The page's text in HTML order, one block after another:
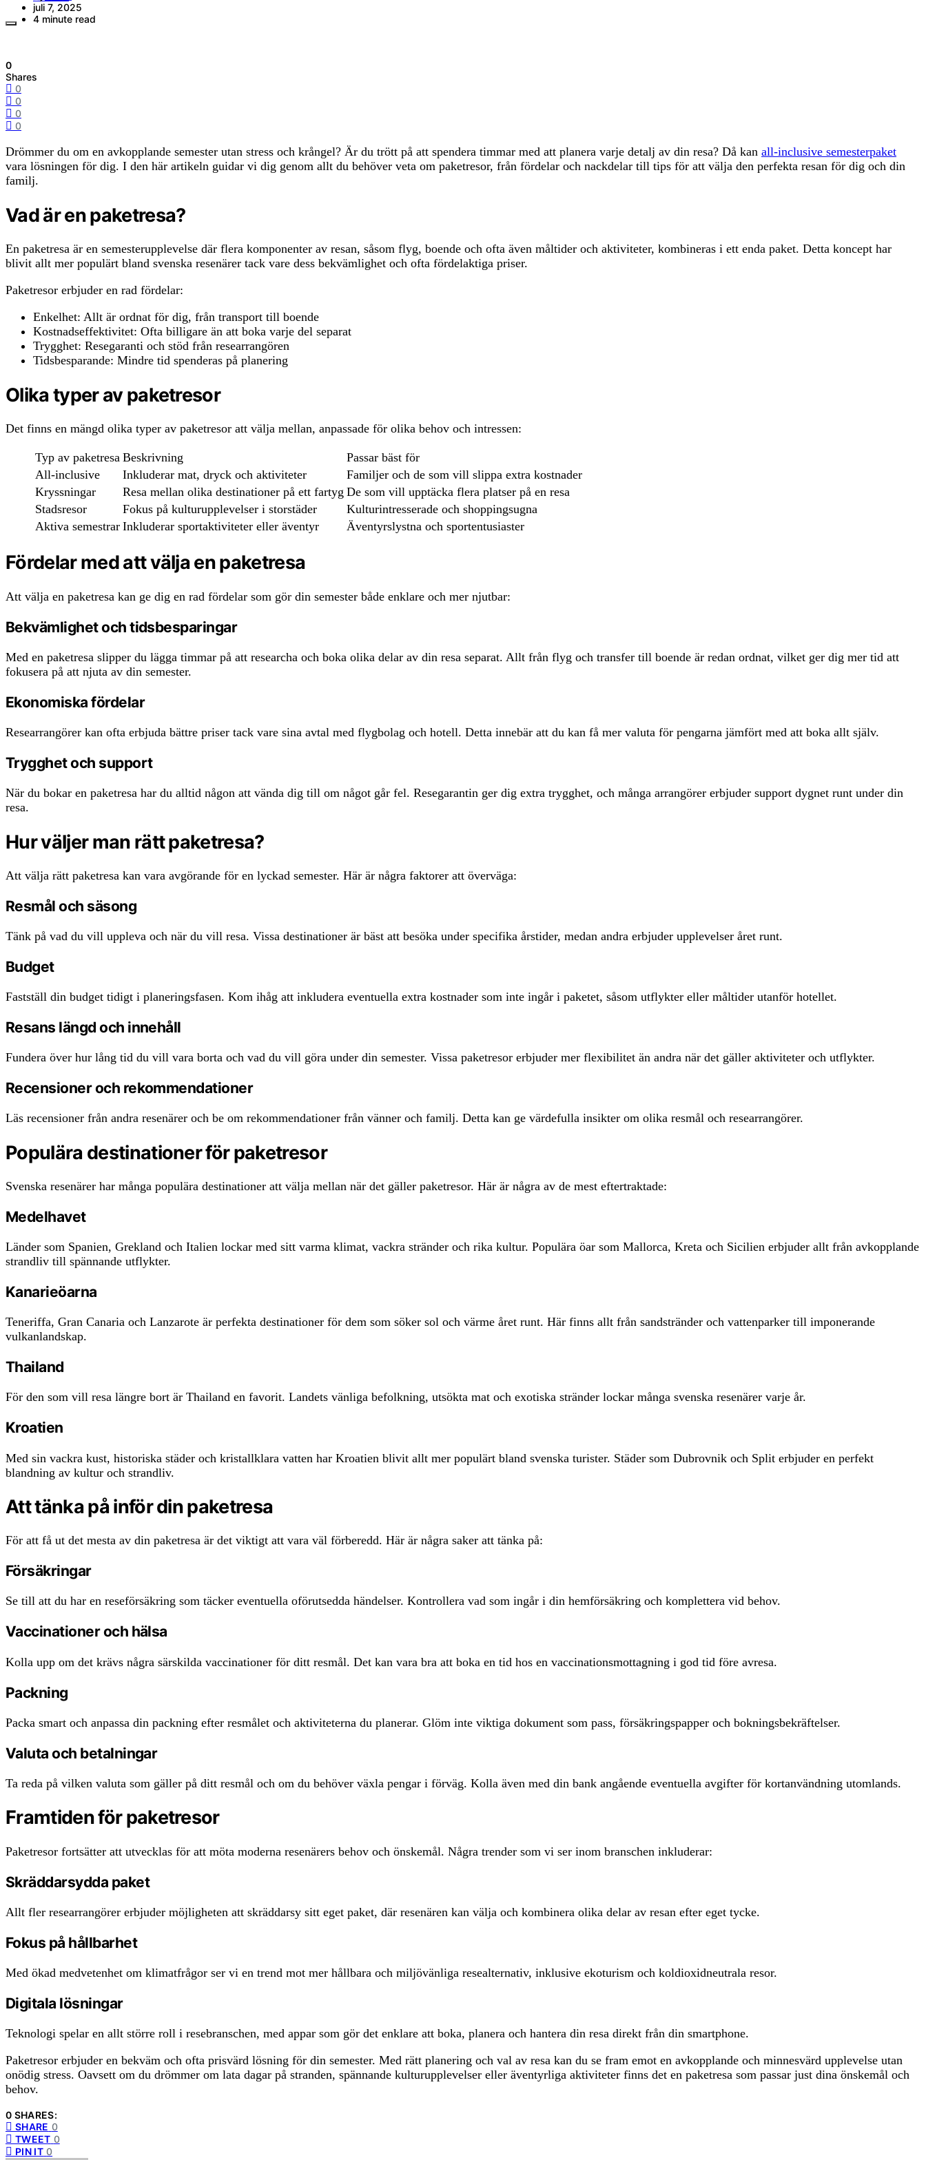
juli 7, 2025
4 minute read
0
Shares
0
0
0
0
Drömmer du om en avkopplande semester utan stress och krångel? Är du trött på att spendera timmar med att planera varje detalj av din resa? Då kan all-inclusive semesterpaket
vara lösningen för dig. I den här artikeln guidar vi dig genom allt du behöver veta om paketresor, från fördelar och nackdelar till tips för att välja den perfekta resan för dig och din
familj.
Vad är en paketresa?
En paketresa är en semesterupplevelse där flera komponenter av resan, såsom flyg, boende och ofta även måltider och aktiviteter, kombineras i ett enda paket. Detta koncept har
blivit allt mer populärt bland svenska resenärer tack vare dess bekvämlighet och ofta fördelaktiga priser.
Paketresor erbjuder en rad fördelar:
Enkelhet: Allt är ordnat för dig, från transport till boende
Kostnadseffektivitet: Ofta billigare än att boka varje del separat
Trygghet: Resegaranti och stöd från researrangören
Tidsbesparande: Mindre tid spenderas på planering
Olika typer av paketresor
Det finns en mängd olika typer av paketresor att välja mellan, anpassade för olika behov och intressen:
Typ av paketresa Beskrivning
Passar bäst för
All-inclusive
Inkluderar mat, dryck och aktiviteter
Familjer och de som vill slippa extra kostnader
Kryssningar
Resa mellan olika destinationer på ett fartyg De som vill upptäcka flera platser på en resa
Stadsresor
Fokus på kulturupplevelser i storstäder
Kulturintresserade och shoppingsugna
Aktiva semestrar Inkluderar sportaktiviteter eller äventyr Äventyrslystna och sportentusiaster
Fördelar med att välja en paketresa
Att välja en paketresa kan ge dig en rad fördelar som gör din semester både enklare och mer njutbar:
Bekvämlighet och tidsbesparingar
Med en paketresa slipper du lägga timmar på att researcha och boka olika delar av din resa separat. Allt från flyg och transfer till boende är redan ordnat, vilket ger dig mer tid att
fokusera på att njuta av din semester.
Ekonomiska fördelar
Researrangörer kan ofta erbjuda bättre priser tack vare sina avtal med flygbolag och hotell. Detta innebär att du kan få mer valuta för pengarna jämfört med att boka allt själv.
Trygghet och support
När du bokar en paketresa har du alltid någon att vända dig till om något går fel. Resegarantin ger dig extra trygghet, och många arrangörer erbjuder support dygnet runt under din
resa.
Hur väljer man rätt paketresa?
Att välja rätt paketresa kan vara avgörande för en lyckad semester. Här är några faktorer att överväga:
Resmål och säsong
Tänk på vad du vill uppleva och när du vill resa. Vissa destinationer är bäst att besöka under specifika årstider, medan andra erbjuder upplevelser året runt.
Budget
Fastställ din budget tidigt i planeringsfasen. Kom ihåg att inkludera eventuella extra kostnader som inte ingår i paketet, såsom utflykter eller måltider utanför hotellet.
Resans längd och innehåll
Fundera över hur lång tid du vill vara borta och vad du vill göra under din semester. Vissa paketresor erbjuder mer flexibilitet än andra när det gäller aktiviteter och utflykter.
Recensioner och rekommendationer
Läs recensioner från andra resenärer och be om rekommendationer från vänner och familj. Detta kan ge värdefulla insikter om olika resmål och researrangörer.
Populära destinationer för paketresor
Svenska resenärer har många populära destinationer att välja mellan när det gäller paketresor. Här är några av de mest eftertraktade:
Medelhavet
Länder som Spanien, Grekland och Italien lockar med sitt varma klimat, vackra stränder och rika kultur. Populära öar som Mallorca, Kreta och Sicilien erbjuder allt från avkopplande
strandliv till spännande utflykter.
Kanarieöarna
Teneriffa, Gran Canaria och Lanzarote är perfekta destinationer för dem som söker sol och värme året runt. Här finns allt från sandstränder och vattenparker till imponerande
vulkanlandskap.
Thailand
För den som vill resa längre bort är Thailand en favorit. Landets vänliga befolkning, utsökta mat och exotiska stränder lockar många svenska resenärer varje år.
Kroatien
Med sin vackra kust, historiska städer och kristallklara vatten har Kroatien blivit allt mer populärt bland svenska turister. Städer som Dubrovnik och Split erbjuder en perfekt
blandning av kultur och strandliv.
Att tänka på inför din paketresa
För att få ut det mesta av din paketresa är det viktigt att vara väl förberedd. Här är några saker att tänka på:
Försäkringar
Se till att du har en reseförsäkring som täcker eventuella oförutsedda händelser. Kontrollera vad som ingår i din hemförsäkring och komplettera vid behov.
Vaccinationer och hälsa
Kolla upp om det krävs några särskilda vaccinationer för ditt resmål. Det kan vara bra att boka en tid hos en vaccinationsmottagning i god tid före avresa.
Packning
Packa smart och anpassa din packning efter resmålet och aktiviteterna du planerar. Glöm inte viktiga dokument som pass, försäkringspapper och bokningsbekräftelser.
Valuta och betalningar
Ta reda på vilken valuta som gäller på ditt resmål och om du behöver växla pengar i förväg. Kolla även med din bank angående eventuella avgifter för kortanvändning utomlands.
Framtiden för paketresor
Paketresor fortsätter att utvecklas för att möta moderna resenärers behov och önskemål. Några trender som vi ser inom branschen inkluderar:
Skräddarsydda paket
Allt fler researrangörer erbjuder möjligheten att skräddarsy sitt eget paket, där resenären kan välja och kombinera olika delar av resan efter eget tycke.
Fokus på hållbarhet
Med ökad medvetenhet om klimatfrågor ser vi en trend mot mer hållbara och miljövänliga resealternativ, inklusive ekoturism och koldioxidneutrala resor.
Digitala lösningar
Teknologi spelar en allt större roll i resebranschen, med appar som gör det enklare att boka, planera och hantera din resa direkt från din smartphone.
Paketresor erbjuder en bekväm och ofta prisvärd lösning för din semester. Med rätt planering och val av resa kan du se fram emot en avkopplande och minnesvärd upplevelse utan
onödig stress. Oavsett om du drömmer om lata dagar på stranden, spännande kulturupplevelser eller äventyrliga aktiviteter finns det en paketresa som passar just dina önskemål och
behov.
0 SHARES:
SHARE 0
TWEET 0
PIN IT 0